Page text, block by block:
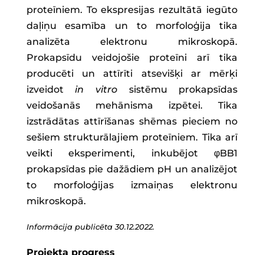
proteīniem. To ekspresijas rezultātā iegūto
daļiņu esamība un to morfoloģija tika
analizēta elektronu mikroskopā.
Prokapsīdu veidojošie proteīni arī tika
producēti un attīrīti atsevišķi ar mērķi
izveidotin vitro sistēmu prokapsīdas
veidošanās mehānisma izpētei. Tika
izstrādātas attīrīšanas shēmas pieciem no
sešiem strukturālajiem proteīniem. Tika arī
veikti eksperimenti, inkubējot φBB1
prokapsīdas pie dažādiem pH un analizējot
to morfoloģijas izmaiņas elektronu
mikroskopā.
Informācija publicēta 30.12.2022.
Projekta progress